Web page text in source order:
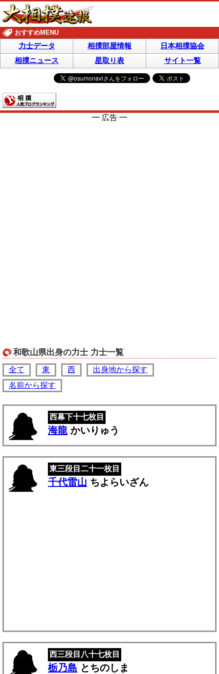
おすすめMENU
力士データ 相撲部屋情報
日本相撲協会
相撲ニュース
星取り表 サイト一覧
━ 広告 ━
和歌山県出身の力士 力士一覧
全て 東 西
出身地から探す
名前から探す
西幕下十七枚目
海龍 かいりゅう
東三段目二十一枚目
千代雷山 ちよらいざん
西三段目八十七枚目
栃乃島 とちのしま